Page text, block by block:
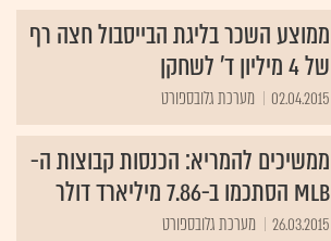
ממוצע השכר בליגת הבייסבול חצה רף
של 4 מיליון ד' לשחקן
02.04.2015 מערכת גלובספורט
ממשיכים להמריא: הכנסות קבוצות ה-
MLB הסתכמו ב-7.86 מיליארד דולר
26.03.2015 מערכת גלובספורט